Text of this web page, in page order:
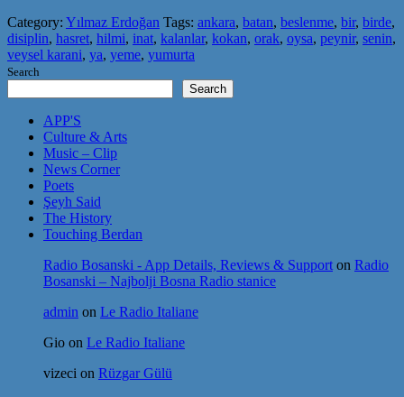
Category: Yılmaz Erdoğan Tags: ankara, batan, beslenme, bir, birde,
disiplin, hasret, hilmi, inat, kalanlar, kokan, orak, oysa, peynir, senin,
veysel karani, ya, yeme, yumurta
Search
Search
APP'S
Culture & Arts
Music – Clip
News Corner
Poets
Şeyh Said
The History
Touching Berdan
Radio Bosanski - App Details, Reviews & Support on Radio
Bosanski – Najbolji Bosna Radio stanice
admin on Le Radio Italiane
Gio on Le Radio Italiane
vizeci on Rüzgar Gülü